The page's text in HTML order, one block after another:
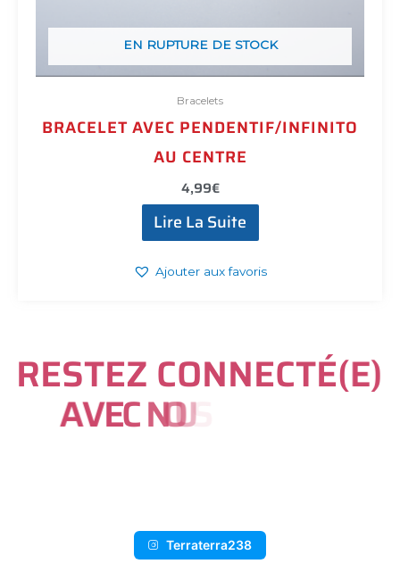
EN RUPTURE DE STOCK
Bracelets
BRACELET AVEC PENDENTIF/INFINITO
AU CENTRE​
4,99€
Lire La Suite
Ajouter aux favoris
RESTEZ CONNECTÉ(E)
AVECNO
Terraterra238